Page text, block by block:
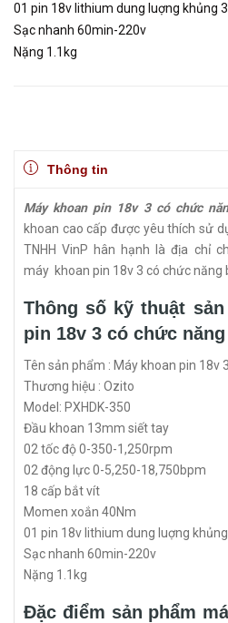
01 pin 18v lithium dung luợng khủng
Sạc nhanh 60min-220v
Nặng 1.1kg
Thông tin
Máy khoan pin 18v 3 có chức
khoan cao cấp được yêu thích sử
TNHH VinP hân hạnh là địa chỉ
máy khoan pin 18v 3 có chức năng
Thông số kỹ thuật
pin 18v 3 có chức
Tên sản phẩm : Máy khoan pin 18v
Thương hiệu : Ozito
Model: PXHDK-350
Đầu khoan 13mm siết tay
02 tốc độ 0-350-1,250rpm
02 động lực 0-5,250-18,750bpm
18 cấp bắt vít
Momen xoắn 40Nm
01 pin 18v lithium dung luợng
Sạc nhanh 60min-220v
Nặng 1.1kg
Đặc điểm sản phẩm